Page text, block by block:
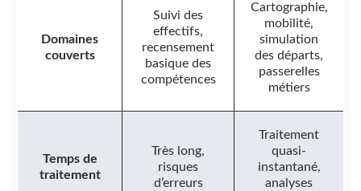
Domaines
couverts
Suivi des
effectifs,
recensement
basique des
compétences
Cartographie,
mobilité,
simulation
des départs,
passerelles
métiers
Temps de
traitement
Très long,
risques
d’erreurs
Traitement
quasi-
instantané,
analyses